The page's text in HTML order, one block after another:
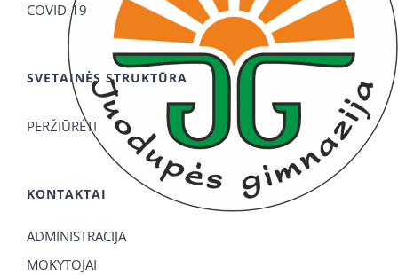
COVID-19
SVETAINĖS STRUKTŪRA
PERŽIŪRĖTI
KONTAKTAI
ADMINISTRACIJA
MOKYTOJAI